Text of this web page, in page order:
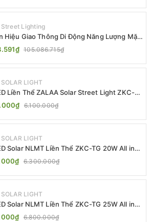
Street Lighting
Hiệu Giao Thông Di Động Năng Lượng Mặt
ZL-409300C
105.086.715₫
LIGHT
Liền Thể ZALAA Solar Street Light ZKC-
25W 30W All In One
6.100.000₫
LIGHT
Solar NLMT Liền Thể ZKC-TG 20W All in
Street Light
6.300.000₫
LIGHT
Solar NLMT Liền Thể ZKC-TG 25W All in
Street Light
6.800.000₫